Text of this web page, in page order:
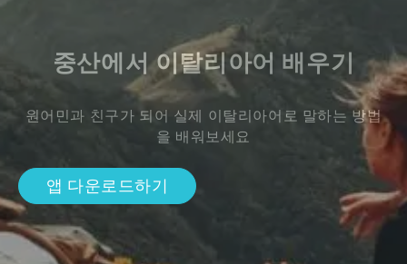
중산에서 이탈리아어 배우기
원어민과 친구가 되어 실제 이탈리아어로 말하는 방법
을 배워보세요
앱 다운로드하기